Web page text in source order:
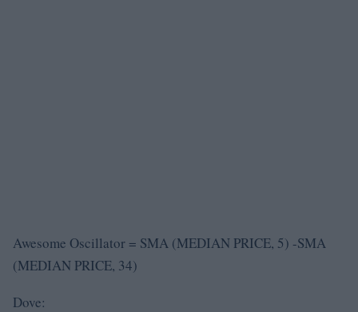
Awesome Oscillator = SMA (MEDIAN PRICE, 5) -SMA
(MEDIAN PRICE, 34)
Dove: